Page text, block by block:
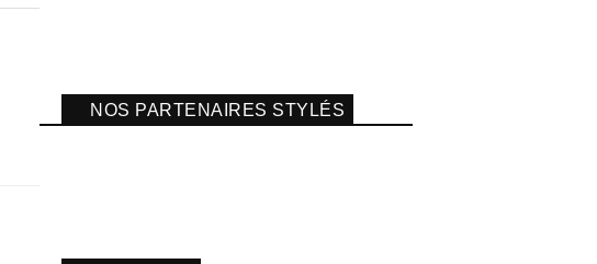
NOS PARTENAIRES STYLÉS